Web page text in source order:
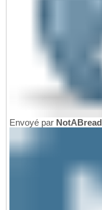
Envoyé par NotABread